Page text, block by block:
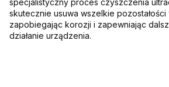
specjalistyczny proces czyszczenia
skutecznie usuwa wszelkie pozostałości
zapobiegając korozji i zapewniając
działanie urządzenia.